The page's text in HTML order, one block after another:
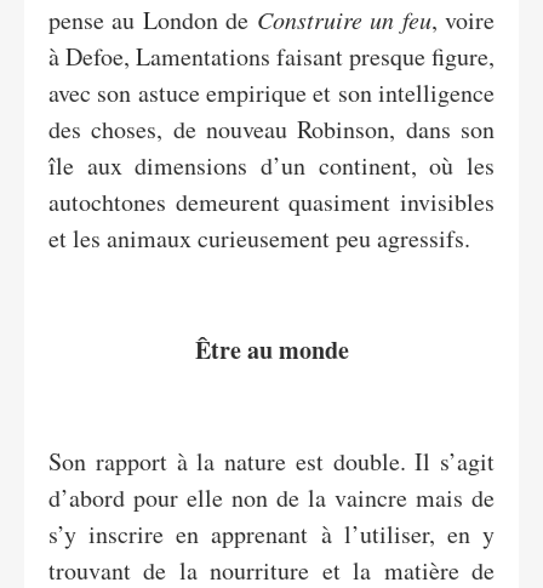
pense au London de Construire un feu, voire
à Defoe, Lamentations faisant presque figure,
avec son astuce empirique et son intelligence
des choses, de nouveau Robinson, dans son
île aux dimensions d’un continent, où les
autochtones demeurent quasiment invisibles
et les animaux curieusement peu agressifs.
Être au monde
Son rapport à la nature est double. Il s’agit
d’abord pour elle non de la vaincre mais de
s’y inscrire en apprenant à l’utiliser, en y
trouvant de la nourriture et la matière de